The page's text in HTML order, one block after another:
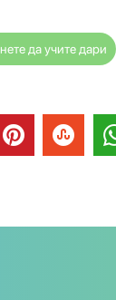
да учите дари